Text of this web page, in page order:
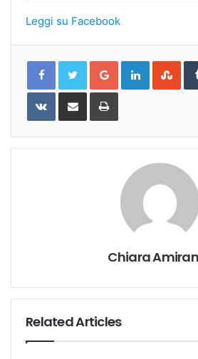
Leggi su Facebook
Google+LinkedIn
VKontakteShare
Email
Print
Chiara
Related Articles